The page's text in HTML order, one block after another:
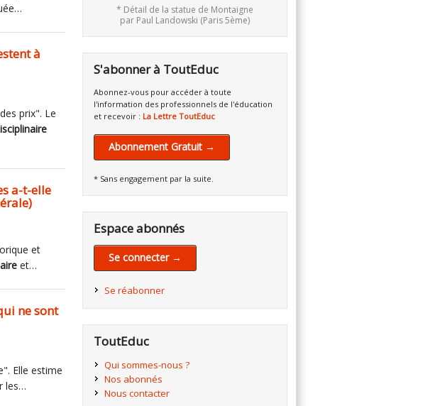
à
prix". Le
a-t-elle
et
et…
ne sont
Elle estime
les…
* Détail de la statue de Montaigne
par Paul Landowski (Paris 5ème)
S'abonner à ToutEduc
Abonnez-vous pour accéder à toute
l'information des professionnels de l'éducation
et recevoir : La Lettre ToutEduc
Abonnement Gratuit →
* Sans engagement par la suite.
Espace abonnés
Se connecter →
Se réabonner
ToutEduc
Qui sommes-nous ?
Nos abonnés
Nous contacter